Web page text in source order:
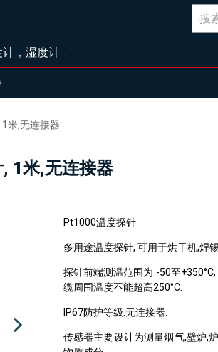
，湿度计...
米,无连接器
1米,无连接器
Pt1000温度探针.
多用途温度探针, 可用于烘干机,焊
探针前端测温范围为:-50至+350°C,
缆周围温度不能超高250°C.
IP67防护等级.无连接器.
传感器主要设计为测量烟气,壁炉,